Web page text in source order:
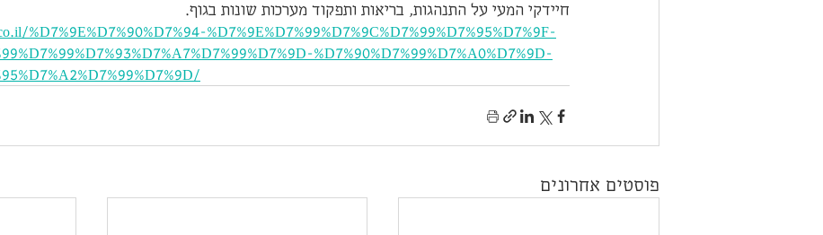
חיידקי המעי על התנהגות, בריאות ותפקוד מערכות שונות בגוף.
%D7%9E%D7%90%D7%94-%D7%9E%D7%99%D7%9C%D7%99%D7%95%D7%9F-
%D7%90%D7%99%D7%A0%D7%9D-
פוסטים אחרונים